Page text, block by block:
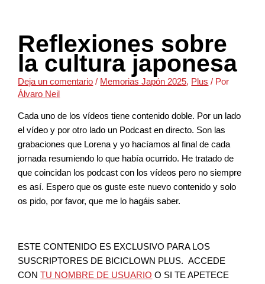
Reflexiones sobre
la cultura japonesa
Deja un comentario / Memorias Japón 2025, Plus / Por
Álvaro Neil
Cada uno de los vídeos tiene contenido doble. Por un lado
el vídeo y por otro lado un Podcast en directo. Son las
grabaciones que Lorena y yo hacíamos al final de cada
jornada resumiendo lo que había ocurrido. He tratado de
que coincidan los podcast con los vídeos pero no siempre
es así. Espero que os guste este nuevo contenido y solo
os pido, por favor, que me lo hagáis saber.
ESTE CONTENIDO ES EXCLUSIVO PARA LOS
SUSCRIPTORES DE BICICLOWN PLUS. ACCEDE
CONTU NOMBRE DE USUARIO O SI TE APETECE